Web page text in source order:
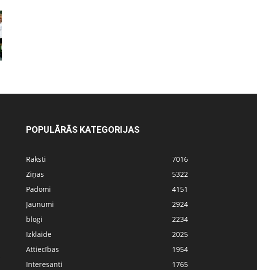
POPULĀRĀS KATEGORIJAS
Raksti
7016
Ziņas
5322
Padomi
4151
Jaunumi
2924
blogi
2234
Izklaide
2025
Attiecības
1954
Interesanti
1765